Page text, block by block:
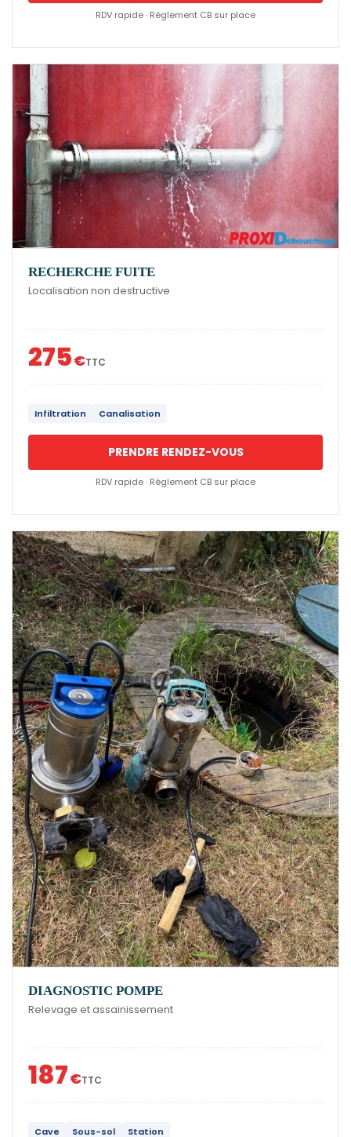
RDV rapide · Règlement CB sur place
RECHERCHE FUITE
Localisation non destructive
275€TTC
Infiltration Canalisation
PRENDRE RENDEZ-VOUS
RDV rapide · Règlement CB sur place
DIAGNOSTIC POMPE
Relevage et assainissement
187€TTC
Cave Sous-sol Station